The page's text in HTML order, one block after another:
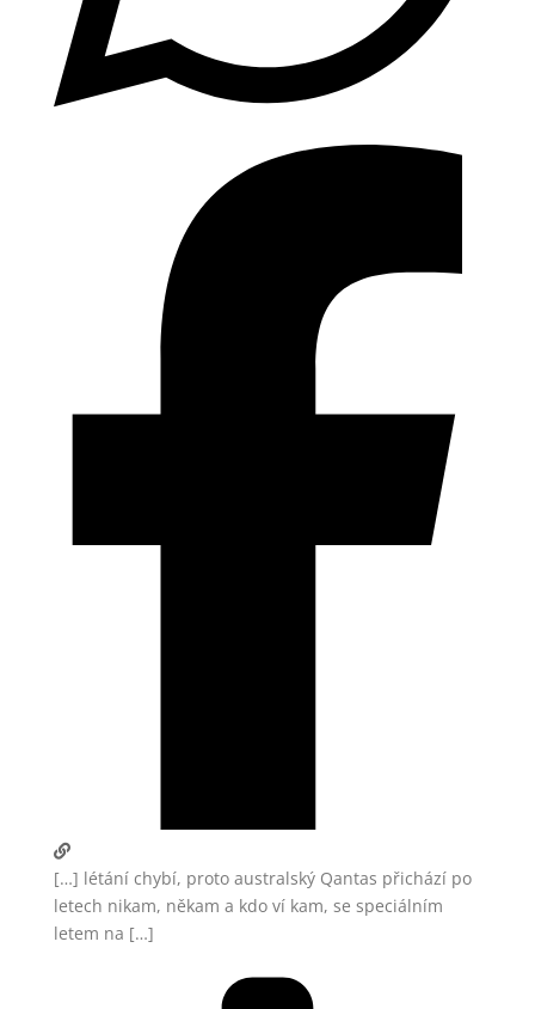
[…] létání chybí, proto australský Qantas přichází po
letech nikam, někam a kdo ví kam, se speciálním
letem na […]